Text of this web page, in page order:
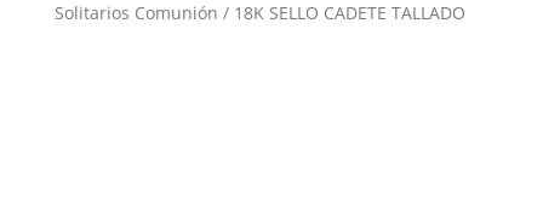
Solitarios Comunión / 18K SELLO CADETE TALLADO